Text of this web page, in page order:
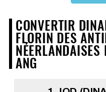
CONVERTIR
FLORIN DES
ANG